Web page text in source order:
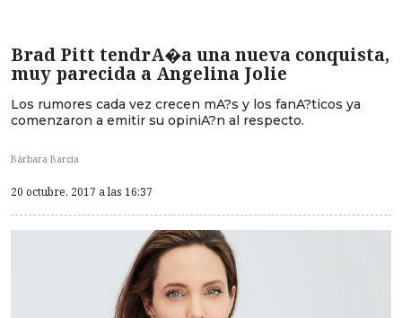
Brad Pitt tendrA�a una nueva conquista,
muy parecida a Angelina Jolie
Los rumores cada vez crecen mA?s y los fanA?ticos ya
comenzaron a emitir su opiniA?n al respecto.
Bárbara Barcia
20 octubre, 2017 a las 16:37